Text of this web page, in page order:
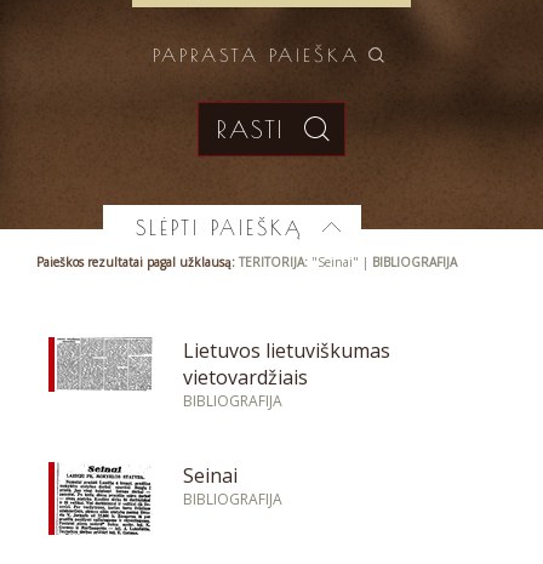
PAPRASTA PAIEŠKA
SLĖPTI PAIEŠKĄ
Paieškos rezultatai pagal užklausą: TERITORIJA: "Seinai" | BIBLIOGRAFIJA
Lietuvos lietuviškumas
vietovardžiais
BIBLIOGRAFIJA
Seinai
BIBLIOGRAFIJA